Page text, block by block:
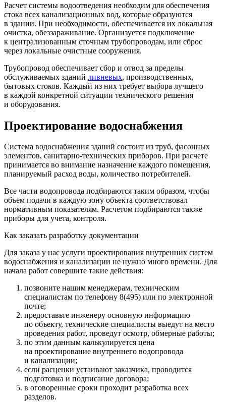
Расчет системы водоотведения необходим для обеспечения
стока всех канализационных вод, которые образуются
в здании. При необходимости, обеспечивается их локальная
очистка, обеззараживание. Организуется подключение
к централизованным сточным трубопроводам, или сброс
через локальные очистные сооружения.
Трубопровод обеспечивает сбор и отвод за пределы
обслуживаемых зданий ливневых, производственных,
бытовых стоков. Каждый из них требует выбора лучшего
в каждой конкретной ситуации технического решения
и оборудования.
Проектирование водоснабжения
Система водоснабжения зданий состоит из труб, фасонных
элементов, санитарно-технических приборов. При расчете
принимается во внимание назначение каждого помещения,
планируемый расход воды, количество потребителей.
Все части водопровода подбираются таким образом, чтобы
объем подачи в каждую зону объекта соответствовал
нормативным показателям. Расчетом подбираются также
приборы для учета, контроля.
Как заказать разработку документации
Для заказа у нас услуги проектирования внутренних систем
водоснабжения и канализации не нужно много времени. Для
начала работ совершите такие действия:
позвоните нашим менеджерам, техническим
специалистам по телефону 8(495) или по электронной
почте;
предоставьте инженеру основную информацию
по объекту, технические специалисты выедут на место
проведения работ, проведут осмотр, обмерные работы;
по этим данным калькулируется цена
на проектирование внутреннего водопровода
и канализации;
если расценки устаивают заказчика, проводится
подготовка и подписание договора;
в оговоренные сроки проходит разработка всех
разделов.